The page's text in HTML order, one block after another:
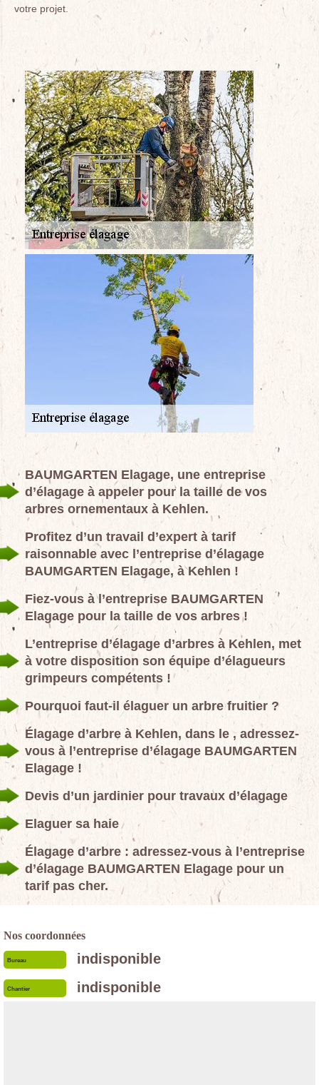
votre projet.
BAUMGARTEN Elagage, une entreprise
d’élagage à appeler pour la taille de vos
arbres ornementaux à Kehlen.
Profitez d’un travail d’expert à tarif
raisonnable avec l’entreprise d’élagage
BAUMGARTEN Elagage, à Kehlen !
Fiez-vous à l’entreprise BAUMGARTEN
Elagage pour la taille de vos arbres !
L’entreprise d’élagage d’arbres à Kehlen, met
à votre disposition son équipe d’élagueurs
grimpeurs compétents !
Pourquoi faut-il élaguer un arbre fruitier ?
Élagage d’arbre à Kehlen, dans le , adressez-
vous à l’entreprise d’élagage BAUMGARTEN
Elagage !
Devis d’un jardinier pour travaux d’élagage
Elaguer sa haie
Élagage d’arbre : adressez-vous à l’entreprise
d’élagage BAUMGARTEN Elagage pour un
tarif pas cher.
Nos coordonnées
Bureau indisponible
Chantier indisponible